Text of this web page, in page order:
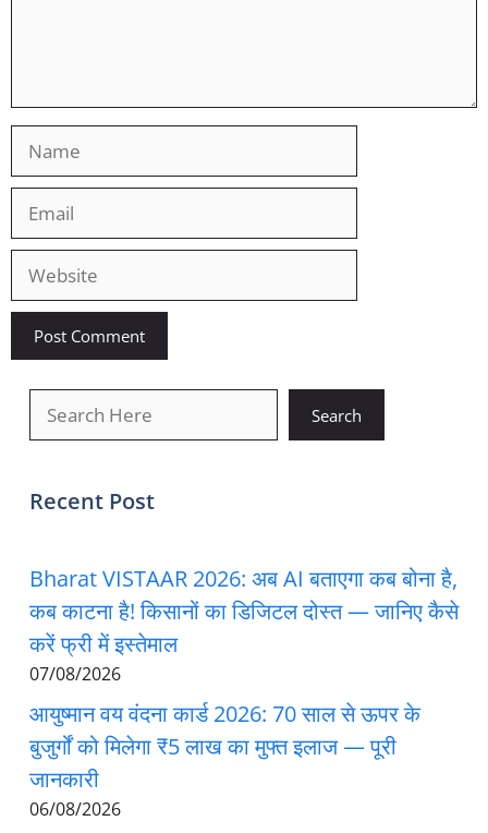
Website
Search
Recent Post
Bharat VISTAAR 2026: अब AI बताएगा कब बोना है,
कब काटना है! किसानों का डिजिटल दोस्त — जानिए कैसे
करें फ्री में इस्तेमाल
07/08/2026
आयुष्मान वय वंदना कार्ड 2026: 70 साल से ऊपर के
बुजुर्गों को मिलेगा ₹5 लाख का मुफ्त इलाज — पूरी
जानकारी
06/08/2026